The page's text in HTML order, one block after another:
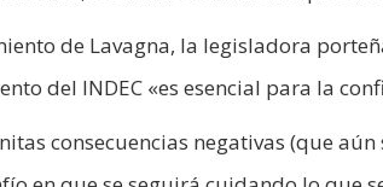
de Lavagna, la legisladora
del INDEC «es esencial para la
consecuencias negativas (que